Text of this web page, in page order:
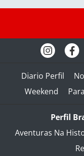
Diario Perfil
Weekend
Perfil
Aventuras Na